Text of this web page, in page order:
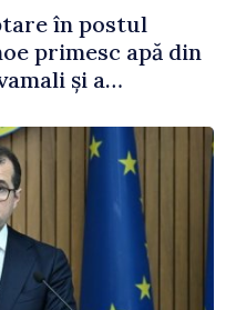
în postul
primesc apă din
și a